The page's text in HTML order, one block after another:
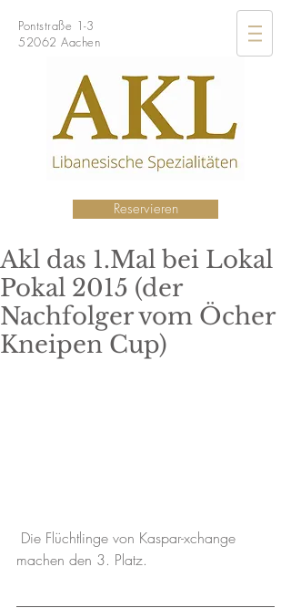
Pontstraße 1-3
52062 Aachen
Reservieren
Akl das 1.Mal bei Lokal
Pokal 2015 (der
Nachfolger vom Öcher
Kneipen Cup)
machen den 3. Platz.